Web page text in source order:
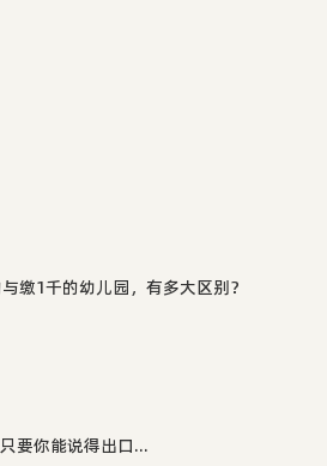
缴1千的幼儿园，有多大区别？
要你能说得出口...